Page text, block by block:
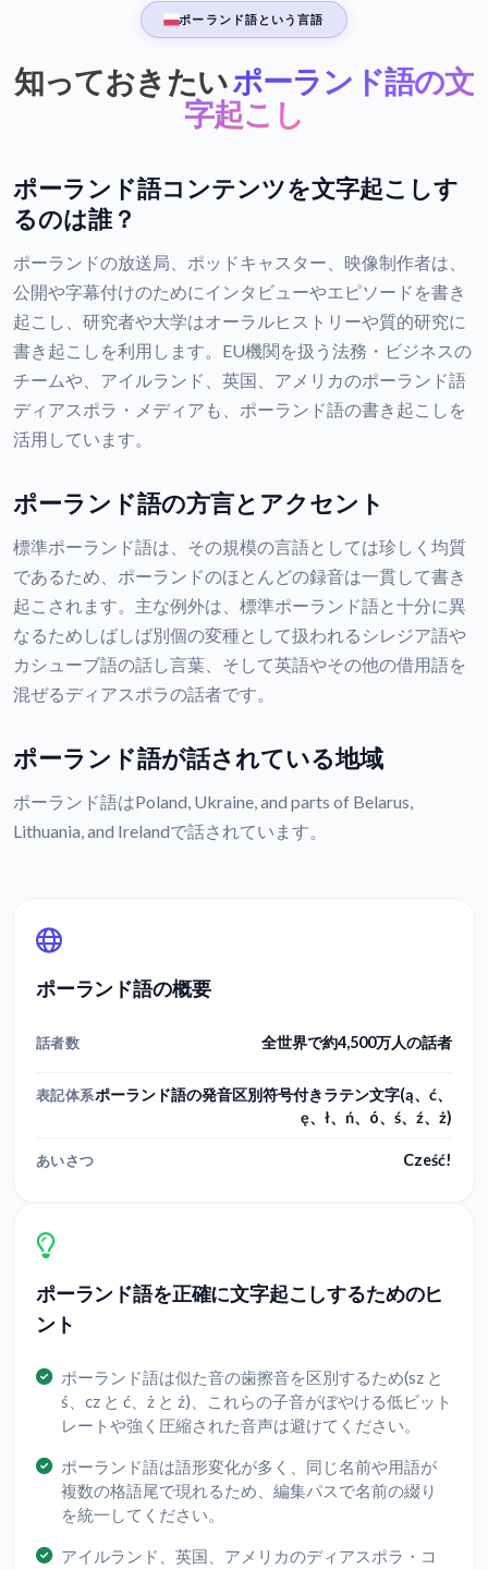
ポーランド語という言語
知っておきたいポーランド語の文
字起こし
ポーランド語コンテンツを文字起こしす
るのは誰？
ポーランドの放送局、ポッドキャスター、映像制作者は、
公開や字幕付けのためにインタビューやエピソードを書き
起こし、研究者や大学はオーラルヒストリーや質的研究に
書き起こしを利用します。EU機関を扱う法務・ビジネスの
チームや、アイルランド、英国、アメリカのポーランド語
ディアスポラ・メディアも、ポーランド語の書き起こしを
活用しています。
ポーランド語の方言とアクセント
標準ポーランド語は、その規模の言語としては珍しく均質
であるため、ポーランドのほとんどの録音は一貫して書き
起こされます。主な例外は、標準ポーランド語と十分に異
なるためしばしば別個の変種として扱われるシレジア語や
カシューブ語の話し言葉、そして英語やその他の借用語を
混ぜるディアスポラの話者です。
ポーランド語が話されている地域
ポーランド語はPoland, Ukraine, and parts of Belarus,
Lithuania, and Irelandで話されています。
ポーランド語の概要
話者数 全世界で約4,500万人の話者
表記体系ポーランド語の発音区別符号付きラテン文字(ą、ć、
ę、ł、ń、ó、ś、ź、ż)
あいさつ Cześć!
ポーランド語を正確に文字起こしするためのヒ
ント
ポーランド語は似た音の歯擦音を区別するため(sz と
ś、cz と ć、ż と ź)、これらの子音がぼやける低ビット
レートや強く圧縮された音声は避けてください。
ポーランド語は語形変化が多く、同じ名前や用語が
複数の格語尾で現れるため、編集パスで名前の綴り
を統一してください。
アイルランド、英国、アメリカのディアスポラ・コ